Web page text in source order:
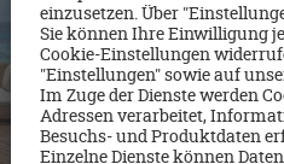
Thailand: Insel